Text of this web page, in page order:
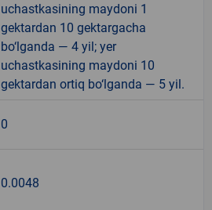
uchastkasining maydoni 1
gektardan 10 gektargacha
bo‘lganda — 4 yil; yer
uchastkasining maydoni 10
gektardan ortiq bo‘lganda — 5 yil.
0
0.0048